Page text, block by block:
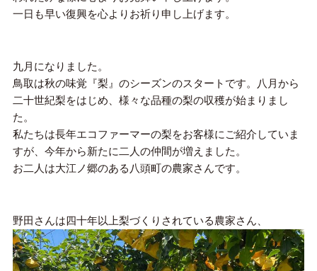
一日も早い復興を心よりお祈り申し上げます。
九月になりました。
鳥取は秋の味覚『梨』のシーズンのスタートです。八月から
二十世紀梨をはじめ、様々な品種の梨の収穫が始まりまし
た。
私たちは長年エコファーマーの梨をお客様にご紹介していま
すが、今年から新たに二人の仲間が増えました。
お二人は大江ノ郷のある八頭町の農家さんです。
野田さんは四十年以上梨づくりされている農家さん、